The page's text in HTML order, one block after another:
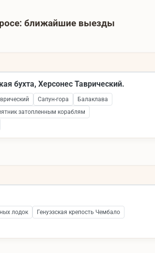
ближайшие выезды
бухта, Херсонес Таврический.
Сапун-гора
Балаклава
затопленным кораблям
лодок
Генуэзская крепость Чембало